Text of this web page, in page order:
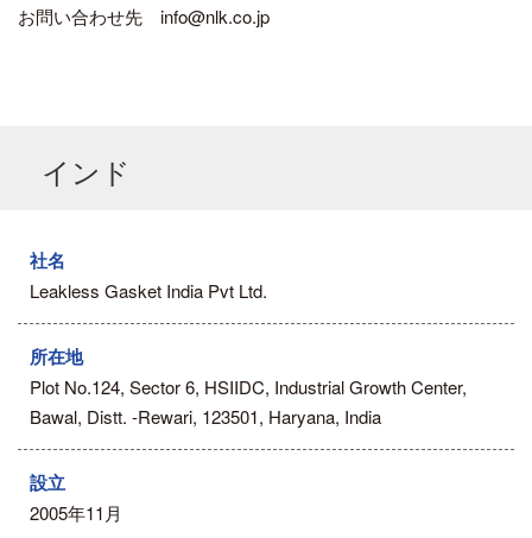
お問い合わせ先 info@nlk.co.jp
インド
社名
Leakless Gasket India Pvt Ltd.
所在地
Plot No.124, Sector 6, HSIIDC, Industrial Growth Center,
Bawal, Distt. -Rewari, 123501, Haryana, India
設立
2005年11月